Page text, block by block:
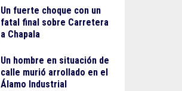
Un fuerte choque con un
fatal final sobre Carretera
a Chapala
Un hombre en situación de
calle murió arrollado en el
Álamo Industrial